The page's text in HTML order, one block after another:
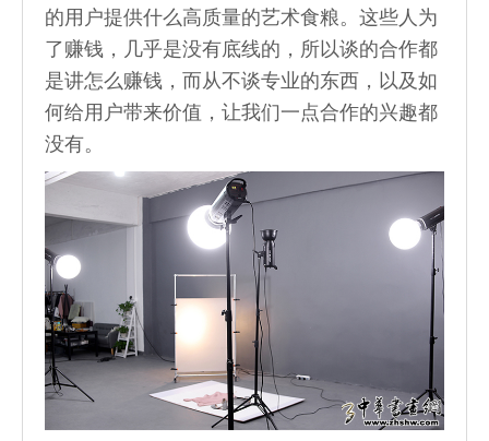
的用户提供什么高质量的艺术食粮。这些人为
了赚钱，几乎是没有底线的，所以谈的合作都
是讲怎么赚钱，而从不谈专业的东西，以及如
何给用户带来价值，让我们一点合作的兴趣都
没有。